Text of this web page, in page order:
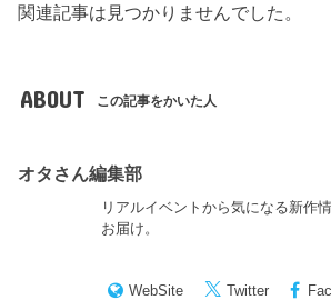
関連記事は見つかりませんでした。
ABOUT この記事をかいた人
オタさん編集部
リアルイベントから気になる新作
お届け。
WebSite Twitter